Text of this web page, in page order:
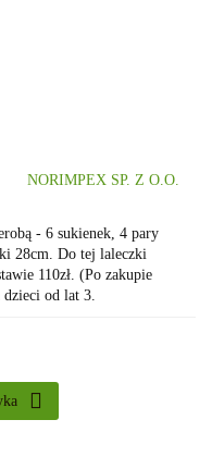
NORIMPEX SP. Z O.O.
- 6 sukienek, 4 pary
28cm. Do tej laleczki
110zł. (Po zakupie
od lat 3.